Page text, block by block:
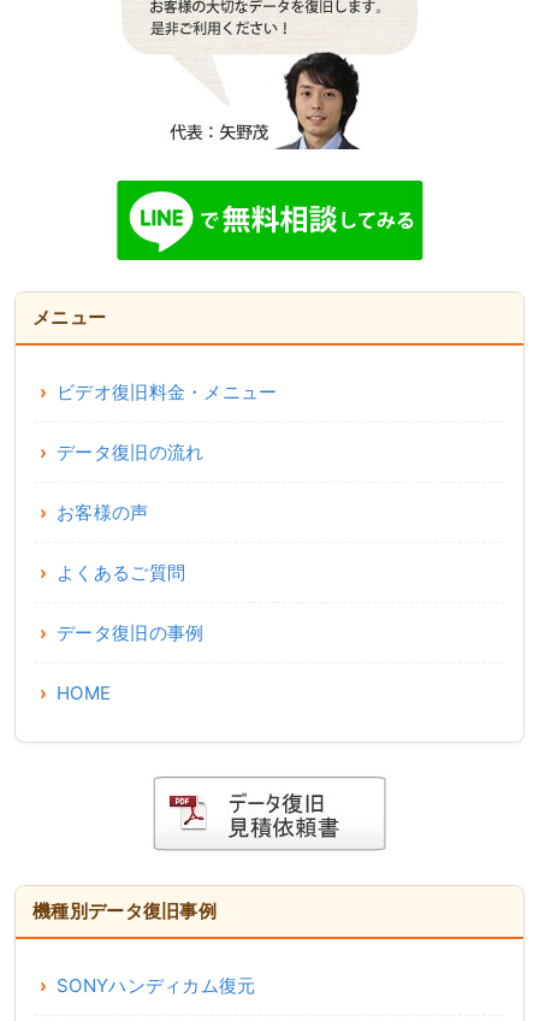
メニュー
ビデオ復旧料金・メニュー
データ復旧の流れ
お客様の声
よくあるご質問
データ復旧の事例
HOME
機種別データ復旧事例
SONYハンディカム復元